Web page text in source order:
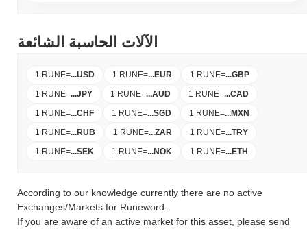
الآلات الحاسبة الشائعة
1 RUNE=...USD 1 RUNE=...EUR 1 RUNE=...GBP
1 RUNE=...JPY 1 RUNE=...AUD 1 RUNE=...CAD
1 RUNE=...CHF 1 RUNE=...SGD 1 RUNE=...MXN
1 RUNE=...RUB 1 RUNE=...ZAR 1 RUNE=...TRY
1 RUNE=...SEK 1 RUNE=...NOK 1 RUNE=...ETH
According to our knowledge currently there are no active
Exchanges/Markets for Runeword.
If you are aware of an active market for this asset, please send